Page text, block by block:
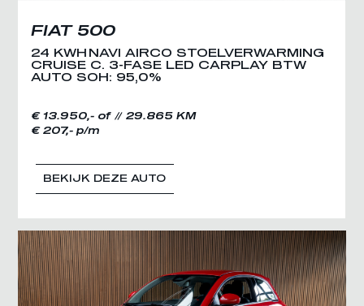
FIAT 500
24 KWH NAVI AIRCO STOELVERWARMING
CRUISE C. 3-FASE LED CARPLAY BTW
AUTO SOH: 95,0%
€ 13.950,- of
€ 207,- p/m
29.865 KM
BEKIJK DEZE AUTO